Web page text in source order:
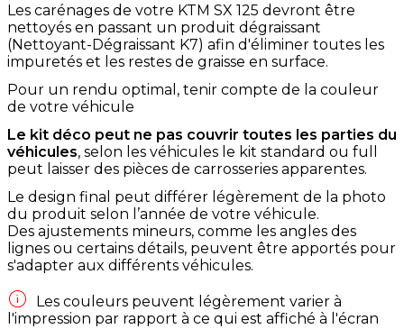
Les carénages de votre KTM SX 125 devront être
nettoyés en passant un produit dégraissant
(Nettoyant-Dégraissant K7) afin d'éliminer toutes les
impuretés et les restes de graisse en surface.
Pour un rendu optimal, tenir compte de la couleur
de votre véhicule
Le kit déco peut ne pas couvrir toutes les parties du
véhicules, selon les véhicules le kit standard ou full
peut laisser des pièces de carrosseries apparentes.
Le design final peut différer légèrement de la photo
du produit selon l’année de votre véhicule.
Des ajustements mineurs, comme les angles des
lignes ou certains détails, peuvent être apportés pour
s'adapter aux différents véhicules.

Les couleurs peuvent légèrement varier à
l'impression par rapport à ce qui est affiché à l'écran